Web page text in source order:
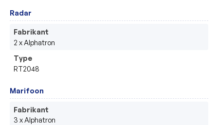
Radar
Fabrikant
2 x Alphatron
Type
RT2048
Marifoon
Fabrikant
3 x Alphatron